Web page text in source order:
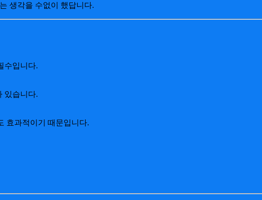
생각을 수없이 했답니다.
수입니다.
있습니다.
효과적이기 때문입니다.